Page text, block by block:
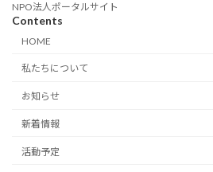
NPO法人ポータルサイト
Contents
HOME
私たちについて
お知らせ
新着情報
活動予定